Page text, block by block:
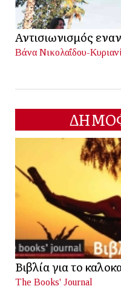
Αντισιωνισμός
Βάνα Νικολαΐδου-
Βιβλία για το
The Books' Journal